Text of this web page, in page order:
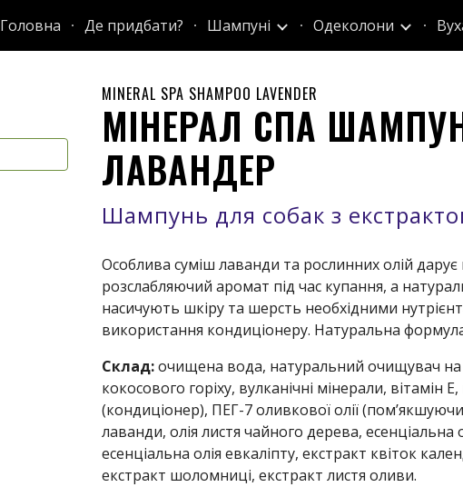
Skip to main content Skip to
Головна Де придбати? Шампуні Одеколони
MINERAL SPA SHAMPOO LAVENDER
МІНЕРАЛ СПА
ЛАВАНДЕР
Шампунь для собак з
Особлива суміш лаванди та рослинних олій
розслабляючий аромат під час купання, а
насичують шкіру та шерсть необхідними
використання кондиціонеру. Натуральна формула
Склад:очищена вода, натуральний очищувач на
кокосового горіху, вулканічні мінерали, вітамін
(кондиціонер), ПЕГ-7 оливкової олії
лаванди, олія листя чайного дерева, есенціальна
есенціальна олія евкаліпту, екстракт квіток
екстракт шоломниці, екстракт листя оливи.